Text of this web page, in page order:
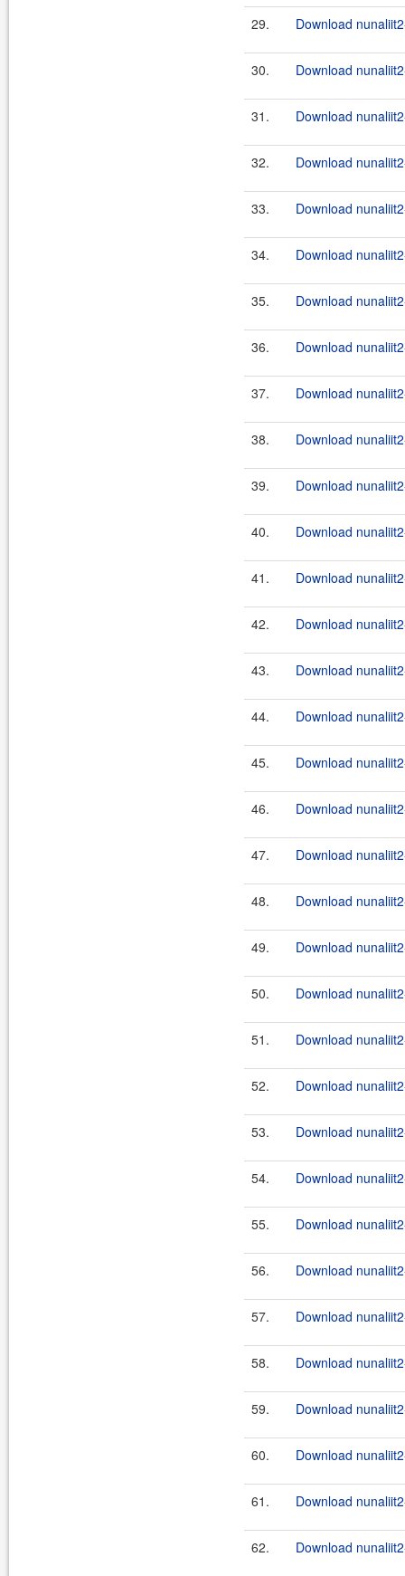
29. Download
30. Download
31. Download
32. Download
33. Download
34. Download
35. Download
36. Download
37. Download
38. Download
39. Download
40. Download
41. Download
42. Download
43. Download
44. Download
45. Download
46. Download
47. Download
48. Download
49. Download
50. Download
51. Download
52. Download
53. Download
54. Download
55. Download
56. Download
57. Download
58. Download
59. Download
60. Download
61. Download
62. Download